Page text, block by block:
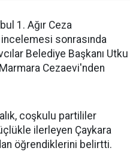
1. Ağır Ceza
sonrasında
Belediye Başkanı Utku
Cezaevi'nden
coşkulu partililer
ilerleyen Çaykara
öğrendiklerini belirtti.